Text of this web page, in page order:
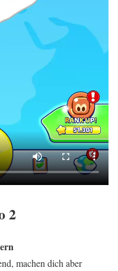
2
machen dich aber